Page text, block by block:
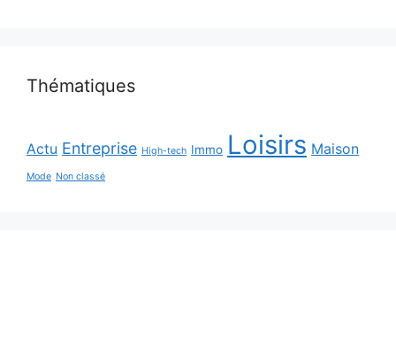
Thématiques
Actu Entreprise High-tech Immo Loisirs Maison
Mode Non classé